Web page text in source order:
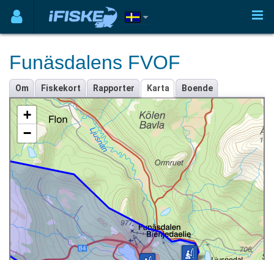
Funäsdalens FVOF
Om Fiskekort Rapporter Karta Boende
+
−